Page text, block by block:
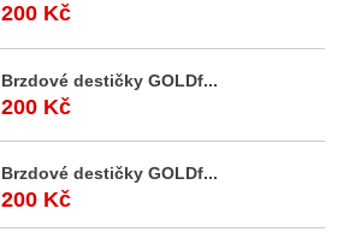
200 Kč
Brzdové destičky GOLDf...
200 Kč
Brzdové destičky GOLDf...
200 Kč